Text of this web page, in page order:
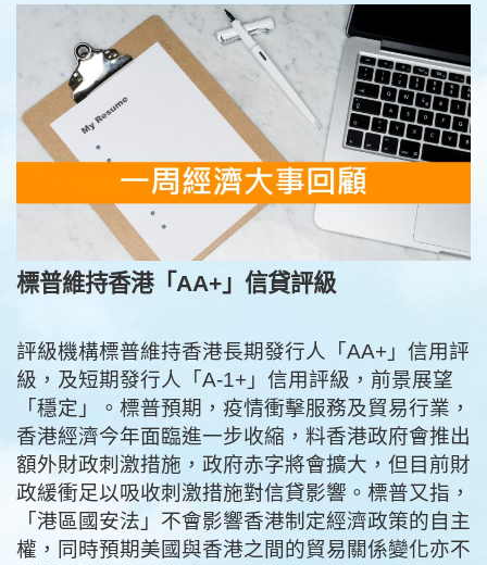
標普維持香港「AA+」信貸評級
評級機構標普維持香港長期發行人「AA+」信用評
級，及短期發行人「A-1+」信用評級，前景展望
「穩定」。標普預期，疫情衝擊服務及貿易行業，
香港經濟今年面臨進一步收縮，料香港政府會推出
額外財政刺激措施，政府赤字將會擴大，但目前財
政緩衝足以吸收刺激措施對信貸影響。標普又指，
「港區國安法」不會影響香港制定經濟政策的自主
權，同時預期美國與香港之間的貿易關係變化亦不